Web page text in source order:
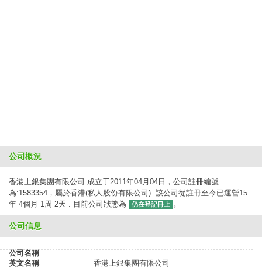
公司概況
香港上銀集團有限公司 成立于2011年04月04日，公司註冊編號
為:1583354，屬於香港(私人股份有限公司). 該公司從註冊至今已運營15
年 4個月 1周 2天 . 目前公司狀態為
仍在登記冊上 。
公司信息
公司名稱
英文名稱
香港上銀集團有限公司